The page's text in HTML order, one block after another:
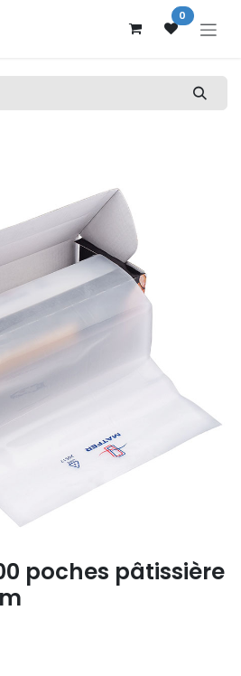
0
poches pâtissière